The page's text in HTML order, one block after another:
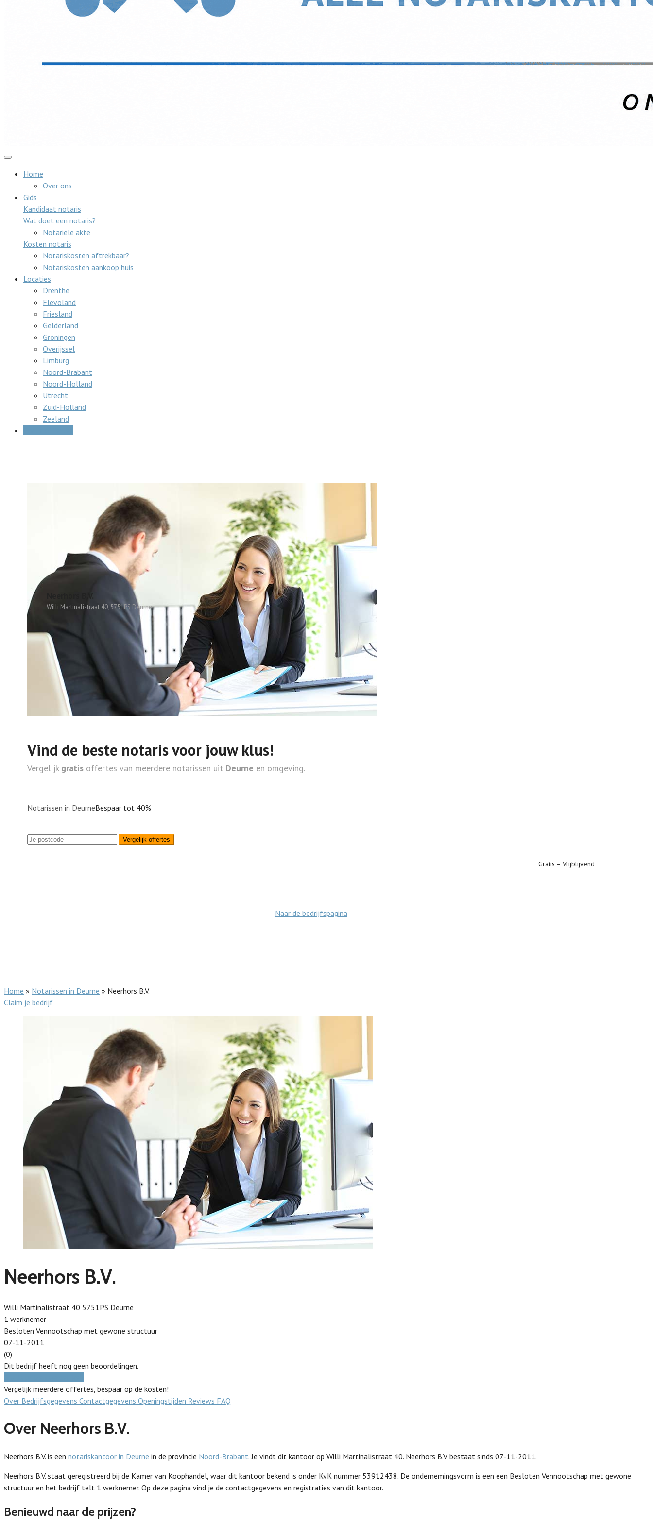
Home
Over ons
Gids
Kandidaat notaris
Wat doet een notaris?
Notariële akte
Kosten notaris
Notariskosten aftrekbaar?
Notariskosten aankoop huis
Locaties
Drenthe
Flevoland
Friesland
Gelderland
Groningen
Overijssel
Limburg
Noord-Brabant
Noord-Holland
Utrecht
Zuid-Holland
Zeeland
Willi Martinalistraat 40, 5751PS Deurne
Vind de beste notaris voor jouw klus!
Vergelijk gratis offertes van meerdere notarissen uit Deurne en omgeving.
Notarissen in DeurneBespaar tot 40%
Vergelijk offertes
Gratis – Vrijblijvend
Naar de bedrijfspagina
Home » Notarissen in Deurne » Neerhors B.V.
Claim je bedrijf
Neerhors B.V.
Willi Martinalistraat 40 5751PS Deurne
1 werknemer
Besloten Vennootschap met gewone structuur
07-11-2011
(0)
Dit bedrijf heeft nog geen beoordelingen.
Vergelijk meerdere offertes, bespaar op de kosten!
Over Bedrijfsgegevens Contactgegevens Openingstijden Reviews FAQ
Over Neerhors B.V.
Neerhors B.V. is een notariskantoor in Deurne in de provincie Noord-Brabant. Je vindt dit kantoor op Willi Martinalistraat 40. Neerhors B.V. bestaat sinds 07-11-2011.
Neerhors B.V. staat geregistreerd bij de Kamer van Koophandel, waar dit kantoor bekend is onder KvK nummer 53912438. De ondernemingsvorm is een een Besloten Vennootschap met gewone
structuur en het bedrijf telt 1 werknemer. Op deze pagina vind je de contactgegevens en registraties van dit kantoor.
Benieuwd naar de prijzen?